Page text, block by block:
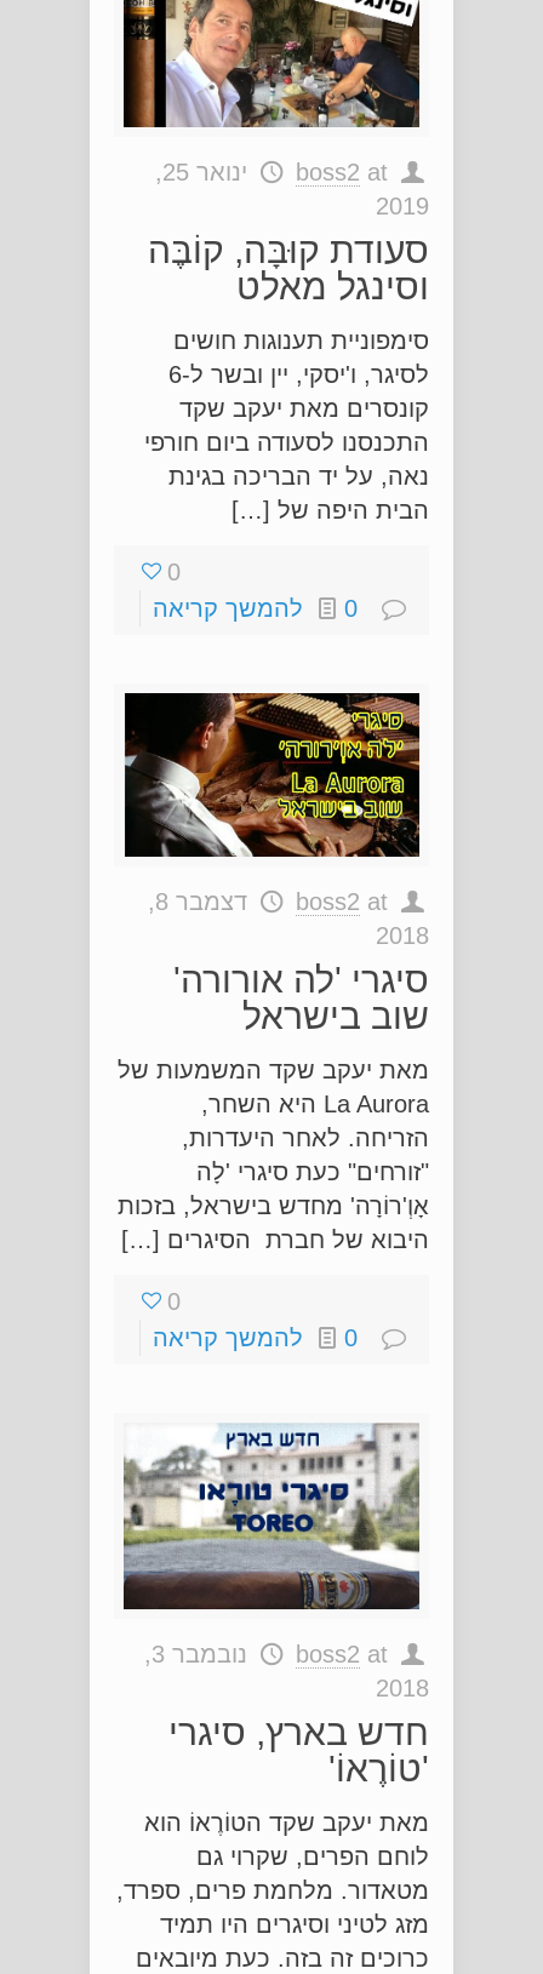
boss2 at
ינואר 25,
2019
סעודת קוּבָּה, קוֹבֶּה
וסינגל מאלט
סימפוניית תענוגות חושים
לסיגר, ו'יסקי, יין ובשר ל-6
קונסרים מאת יעקב שקד
התכנסנו לסעודה ביום חורפי
נאה, על יד הבריכה בגינת
הבית היפה של […]
0
0
להמשך קריאה
boss2 at
דצמבר 8,
2018
סיגרי 'לה אורורה'
שוב בישראל
מאת יעקב שקד המשמעות של
La Aurora היא השחר,
הזריחה. לאחר היעדרות,
"זורחים" כעת סיגרי 'לָה
אָוְ'רוֹרָה' מחדש בישראל, בזכות
היבוא של חברת הסיגרים […]
0
0
להמשך קריאה
boss2 at
נובמבר 3,
2018
חדש בארץ, סיגרי
'טוֹרֶאוֹ'
מאת יעקב שקד הטוֹרֶאוֹ הוא
לוחם הפרים, שקרוי גם
מטאדור. מלחמת פרים, ספרד,
מזג לטיני וסיגרים היו תמיד
כרוכים זה בזה. כעת מיובאים